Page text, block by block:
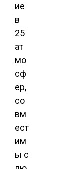
ие
в
25
ат
мо
сф
ер,
со
вм
ест
им
ы с